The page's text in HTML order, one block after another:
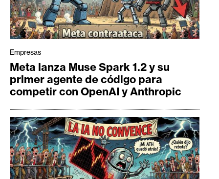
Empresas
Meta lanza Muse Spark 1.2 y su
primer agente de código para
competir con OpenAI y Anthropic